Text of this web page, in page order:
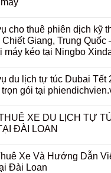
cho thuê phiên dịch kỹ
Chiết Giang, Trung Quốc
máy kéo tại Ningbo
du lịch tự túc Dubai Tết
trọn gói tại
XE DU LỊCH TỰ
ĐÀI LOAN
Xe Và Hướng Dẫn
Đài Loan